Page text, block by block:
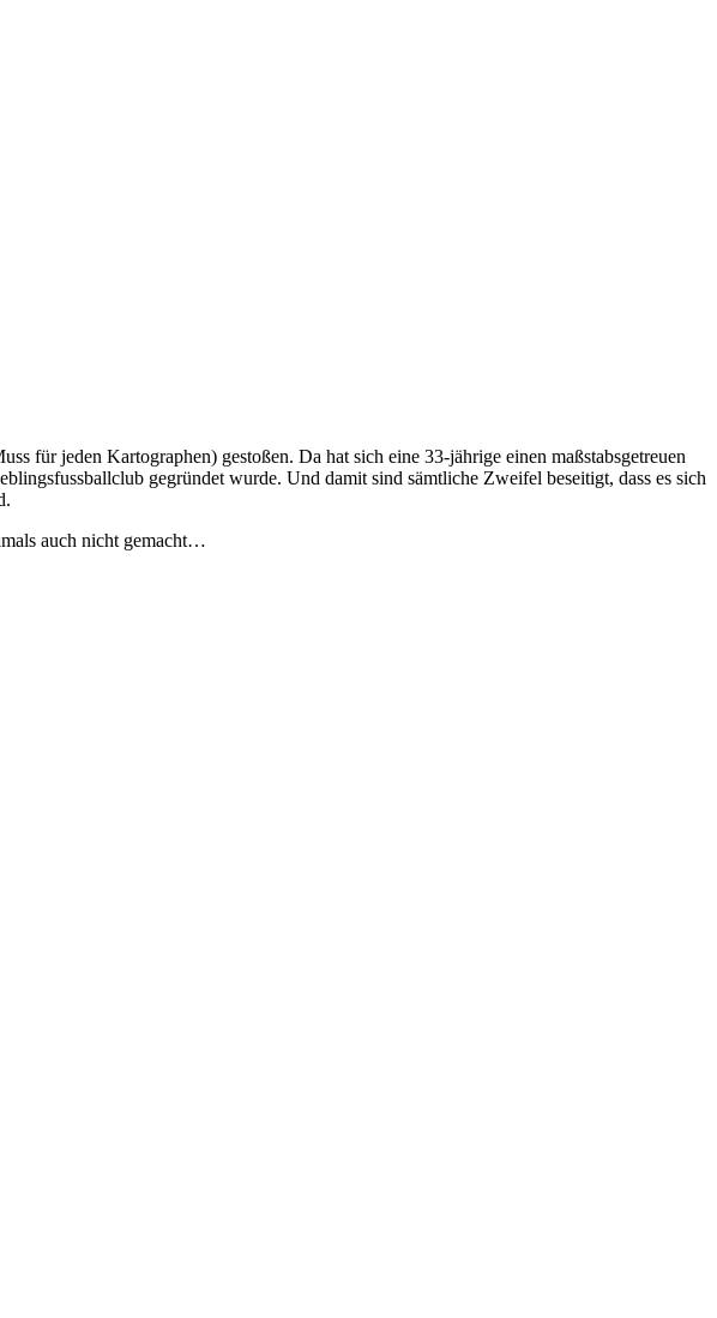
für jeden Kartographen) gestoßen. Da hat sich eine 33-jährige einen maßstabsgetreuen
gegründet wurde. Und damit sind sämtliche Zweifel beseitigt, dass es sich
auch nicht gemacht…